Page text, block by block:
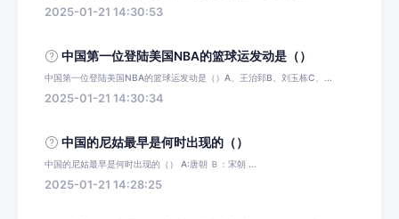
2025-01-21 14:30:53
中国第一位登陆美国NBA的篮球运发动是（）
中国第一位登陆美国NBA的篮球运发动是（）A、王治郅B、刘玉栋C、...
2025-01-21 14:30:34
中国的尼姑最早是何时出现的（）
中国的尼姑最早是何时出现的（） A:唐朝 Ｂ：宋朝 ...
2025-01-21 14:28:25